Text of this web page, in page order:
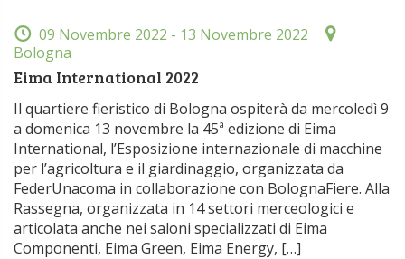
09 Novembre 2022 - 13 Novembre 2022
Bologna
Eima International 2022
Il quartiere fieristico di Bologna ospiterà da mercoledì 9
a domenica 13 novembre la 45ª edizione di Eima
International, l’Esposizione internazionale di macchine
per l’agricoltura e il giardinaggio, organizzata da
FederUnacoma in collaborazione con BolognaFiere. Alla
Rassegna, organizzata in 14 settori merceologici e
articolata anche nei saloni specializzati di Eima
Componenti, Eima Green, Eima Energy, […]